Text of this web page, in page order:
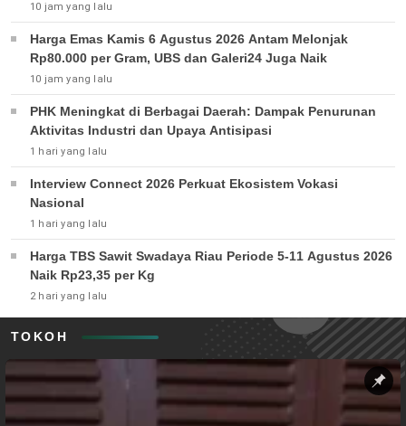
10 jam yang lalu
Harga Emas Kamis 6 Agustus 2026 Antam Melonjak
Rp80.000 per Gram, UBS dan Galeri24 Juga Naik
10 jam yang lalu
PHK Meningkat di Berbagai Daerah: Dampak Penurunan
Aktivitas Industri dan Upaya Antisipasi
1 hari yang lalu
Interview Connect 2026 Perkuat Ekosistem Vokasi
Nasional
1 hari yang lalu
Harga TBS Sawit Swadaya Riau Periode 5-11 Agustus 2026
Naik Rp23,35 per Kg
2 hari yang lalu
TOKOH